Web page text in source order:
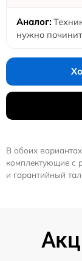
нужно
В обоих
комплектующие с
и гарантийный